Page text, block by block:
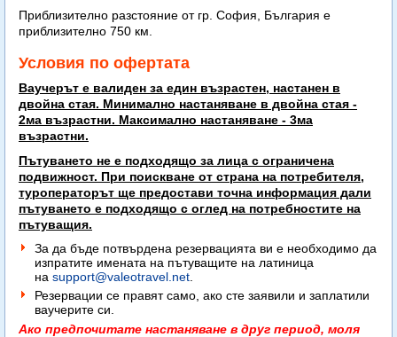
Приблизително разстояние от гр. София, България е
приблизително 750 км.
Условия по офертата
Ваучерът е валиден за един възрастен, настанен в
двойна стая. Минимално настаняване в двойна стая -
2ма възрастни. Максимално настаняване - 3ма
възрастни.
Пътуването не е подходящо за лица с ограничена
подвижност. При поискване от страна на потребителя,
туроператорът ще предостави точна информация дали
пътуването е подходящо с оглед на потребностите на
пътуващия.
За да бъде потвърдена резервацията ви е необходимо да
изпратите имената на пътуващите на латиница
на support@valeotravel.net
Резервации се правят само, ако сте заявили и заплатили
ваучерите си.
Ако предпочитате настаняване в друг период, моля